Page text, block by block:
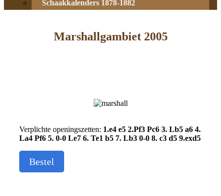
Schaakkalenders 1878-1882
Marshallgambiet 2005
Verplichte openingszetten: 1.e4 e5 2.Pf3 Pc6 3. Lb5 a6 4.
La4 Pf6 5. 0-0 Le7 6. Te1 b5 7. Lb3 0-0 8. c3 d5 9.exd5
Bestel